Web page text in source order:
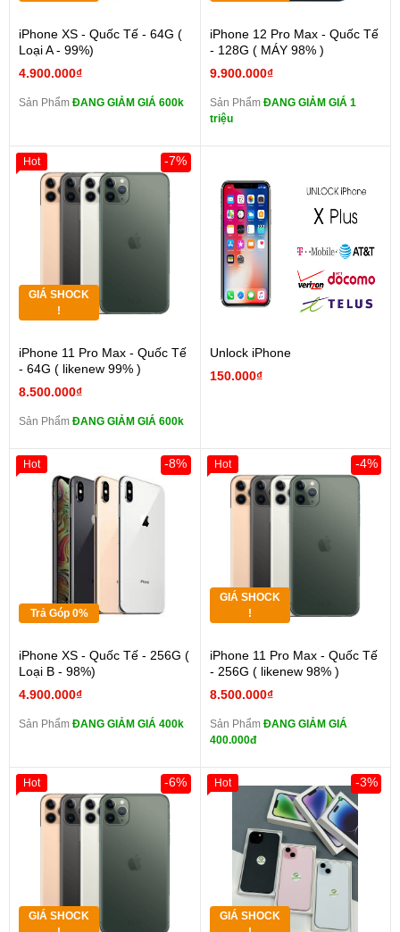
iPhone XS - Quốc Tế - 64G (
Loại A - 99%)
4.900.000₫
Sản Phẩm ĐANG GIẢM GIÁ 600k
iPhone 12 Pro Max - Quốc Tế
- 128G ( MÁY 98% )
9.900.000₫
Sản Phẩm ĐANG GIẢM GIÁ 1
triệu
GIÁ SHOCK
!
iPhone 11 Pro Max - Quốc Tế
- 64G ( likenew 99% )
8.500.000₫
-7%
Sản Phẩm ĐANG GIẢM GIÁ 600k
Hot
Unlock iPhone
150.000₫
Trả Góp 0%
iPhone XS - Quốc Tế - 256G (
Loại B - 98%)
4.900.000₫
-8%
Sản Phẩm ĐANG GIẢM GIÁ 400k
Hot
GIÁ SHOCK
!
iPhone 11 Pro Max - Quốc Tế
- 256G ( likenew 98% )
8.500.000₫
-4%
Sản Phẩm ĐANG GIẢM GIÁ
400.000đ
Hot
GIÁ SHOCK
-6%
Hot
GIÁ SHOCK
-3%
Hot